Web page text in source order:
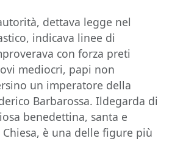
dettava legge nel
indicava linee di
con forza preti
mediocri, papi non
un imperatore della
Barbarossa. Ildegarda di
benedettina, santa e
è una delle figure più